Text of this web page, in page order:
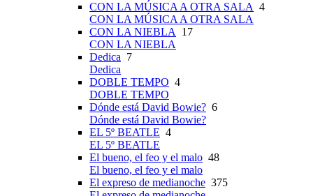
CON LA MÚSICA A OTRA SALA 4
CON LA MÚSICA A OTRA SALA
CON LA NIEBLA 17
CON LA NIEBLA
Dedica 7
Dedica
DOBLE TEMPO 4
DOBLE TEMPO
Dónde está David Bowie? 6
Dónde está David Bowie?
EL 5º BEATLE 4
EL 5º BEATLE
El bueno, el feo y el malo 48
El bueno, el feo y el malo
El expreso de medianoche 375